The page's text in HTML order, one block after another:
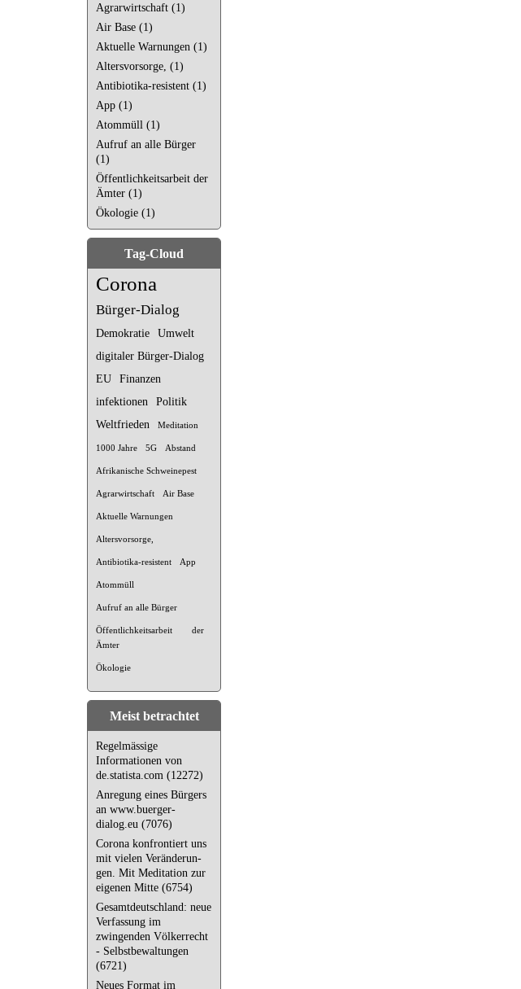
Agrarwirtschaft (1)
Air Base (1)
Aktuelle Warnungen (1)
Altersvorsorge, (1)
Antibiotika-resistent (1)
App (1)
Atommüll (1)
Aufruf an alle Bürger
(1)
Öffentlichkeitsarbeit der
Ämter (1)
Ökologie (1)
Tag-Cloud
Corona
Bürger-Dialog
Demokratie
Umwelt
digitaler Bürger-Dialog
EU
Finanzen
infektionen
Politik
Weltfrieden
Meditation
1000 Jahre 5G Abstand
Afrikanische Schweinepest
Agrarwirtschaft Air Base
Aktuelle Warnungen
Altersvorsorge,
Antibiotika-resistent App
Atommüll
Aufruf an alle Bürger
Öffentlichkeitsarbeit der
Ämter
Ökologie
Meist betrachtet
Regelmässige
Informationen von
de.statista.com (12272)
Anregung eines Bürgers
an www.buerger-
dialog.eu (7076)
Corona kon­fron­tiert uns
mit vielen Ver­än­de­run­
gen. Mit Meditation zur
eigenen Mitte (6754)
Gesamtdeutschland: neue
Verfassung im
zwingenden Völkerrecht
- Selbstbewaltungen
(6721)
Neues Format im